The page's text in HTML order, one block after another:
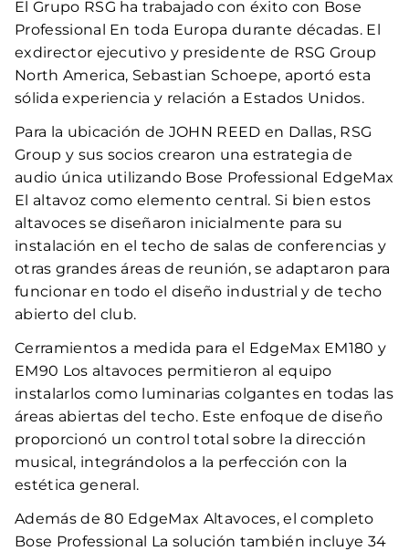
El Grupo RSG ha trabajado con éxito con Bose
Professional En toda Europa durante décadas. El
exdirector ejecutivo y presidente de RSG Group
North America, Sebastian Schoepe, aportó esta
sólida experiencia y relación a Estados Unidos.
Para la ubicación de JOHN REED en Dallas, RSG
Group y sus socios crearon una estrategia de
audio única utilizando Bose Professional EdgeMax
El altavoz como elemento central. Si bien estos
altavoces se diseñaron inicialmente para su
instalación en el techo de salas de conferencias y
otras grandes áreas de reunión, se adaptaron para
funcionar en todo el diseño industrial y de techo
abierto del club.
Cerramientos a medida para el EdgeMax EM180 y
EM90 Los altavoces permitieron al equipo
instalarlos como luminarias colgantes en todas las
áreas abiertas del techo. Este enfoque de diseño
proporcionó un control total sobre la dirección
musical, integrándolos a la perfección con la
estética general.
Además de 80 EdgeMax Altavoces, el completo
Bose Professional La solución también incluye 34